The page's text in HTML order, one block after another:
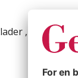
, stålplade,